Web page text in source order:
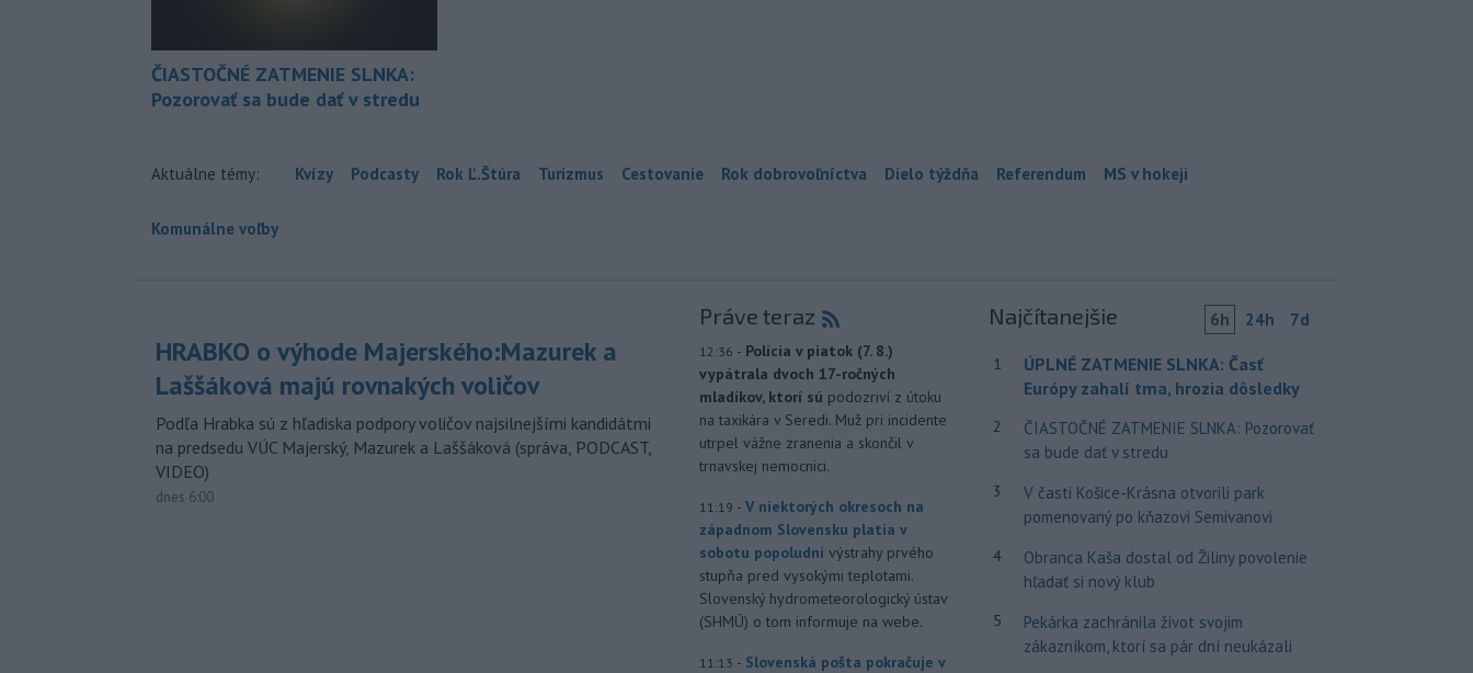
ČIASTOČNÉ ZATMENIE SLNKA:
Pozorovať sa bude dať v stredu
Aktuálne témy: Kvízy Podcasty Rok Ľ.Štúra Turizmus Cestovanie Rok dobrovoľníctva Dielo týždňa Referendum MS v hokeji
Komunálne voľby
HRABKO o výhode Majerského:Mazurek a
Laššáková majú rovnakých voličov
Podľa Hrabka sú z hľadiska podpory voličov najsilnejšími kandidátmi
na predsedu VÚC Majerský, Mazurek a Laššáková (správa, PODCAST,
VIDEO)
dnes 6:00
Práve teraz
12:36 - Polícia v piatok (7. 8.)
vypátrala dvoch 17-ročných
mladíkov, ktorí sú podozriví z útoku
na taxikára v Seredi. Muž pri incidente
utrpel vážne zranenia a skončil v
trnavskej nemocnici.
11:19 - V niektorých okresoch na
západnom Slovensku platia v
sobotu popoludní výstrahy prvého
stupňa pred vysokými teplotami.
Slovenský hydrometeorologický ústav
(SHMÚ) o tom informuje na webe.
11:13 - Slovenská pošta pokračuje v
Najčítanejšie 6h 24h 7d
1
ÚPLNÉ ZATMENIE SLNKA: Časť
Európy zahalí tma, hrozia dôsledky
2
ČIASTOČNÉ ZATMENIE SLNKA: Pozorovať
sa bude dať v stredu
3
V časti Košice-Krásna otvorili park
pomenovaný po kňazovi Semivanovi
4
Obranca Kaša dostal od Žiliny povolenie
hľadať si nový klub
5
Pekárka zachránila život svojim
zákazníkom, ktorí sa pár dní neukázali